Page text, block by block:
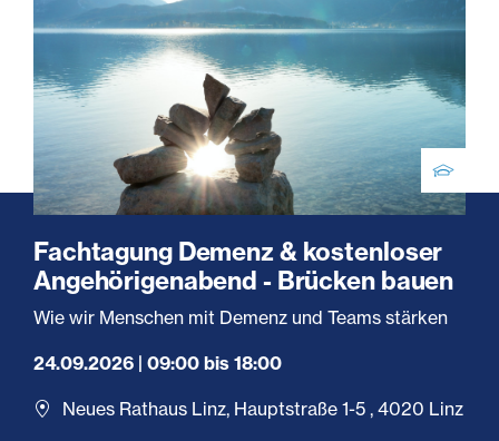
Fachtagung Demenz & kostenloser
Angehörigenabend - Brücken bauen
Wie wir Menschen mit Demenz und Teams stärken
24.09.2026 | 09:00 bis 18:00
Neues Rathaus Linz, Hauptstraße 1-5 , 4020 Linz